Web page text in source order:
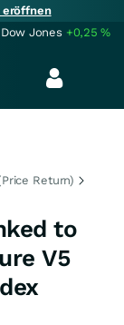
Dow Jones +0,25%
Return)
to
V5